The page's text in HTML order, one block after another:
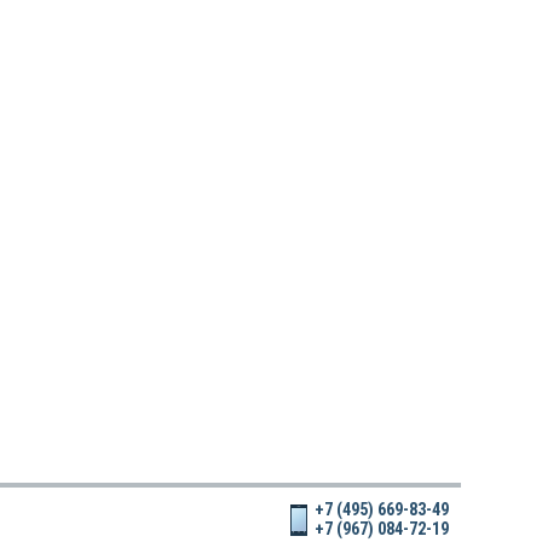
+7 (495) 669-83-49
+7 (967) 084-72-19